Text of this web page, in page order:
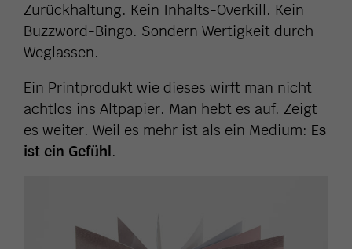
Zurückhaltung. Kein Inhalts-Overkill. Kein
Buzzword-Bingo. Sondern Wertigkeit durch
Weglassen.
Ein Printprodukt wie dieses wirft man nicht
achtlos ins Altpapier. Man hebt es auf. Zeigt
es weiter. Weil es mehr ist als ein Medium: Es
ist ein Gefühl.